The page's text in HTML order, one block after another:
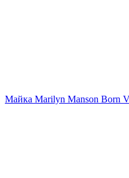
Майка Marilyn Manson Born